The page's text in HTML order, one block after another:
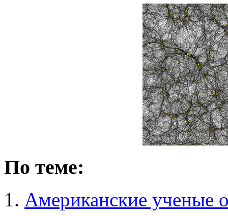
По теме:
Американские ученые